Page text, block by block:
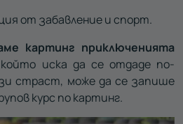
от забавление и спорт.
картинг приключенията
иска да се отдаде по-
страст, може да се запише
курс по картинг.